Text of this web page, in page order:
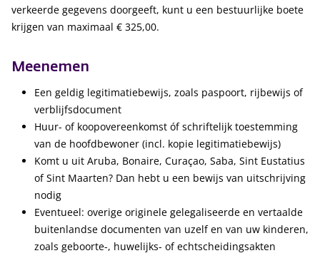
verkeerde gegevens doorgeeft, kunt u een bestuurlijke boete
krijgen van maximaal € 325,00.
Meenemen
Een geldig legitimatiebewijs, zoals paspoort, rijbewijs of
verblijfsdocument
Huur- of koopovereenkomst óf schriftelijk toestemming
van de hoofdbewoner (incl. kopie legitimatiebewijs)
Komt u uit Aruba, Bonaire, Curaçao, Saba, Sint Eustatius
of Sint Maarten? Dan hebt u een bewijs van uitschrijving
nodig
Eventueel: overige originele gelegaliseerde en vertaalde
buitenlandse documenten van uzelf en van uw kinderen,
zoals geboorte-, huwelijks- of echtscheidingsakten